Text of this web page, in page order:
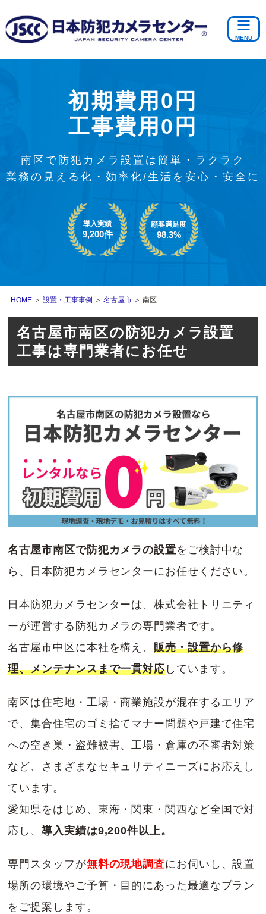
初期費用0円
工事費用0円
南区で防犯カメラ設置は簡単・ラクラク
業務の見える化・効率化/生活を安心・安全に
導入実績
9,200件
顧客満足度
98.3%
HOME ＞設置・工事事例 ＞名古屋市 ＞ 南区
名古屋市南区の防犯カメラ設置
工事は専門業者にお任せ
名古屋市南区で防犯カメラの設置をご検討中な
ら、日本防犯カメラセンターにお任せください。
日本防犯カメラセンターは、株式会社トリニティ
ーが運営する防犯カメラの専門業者です。
名古屋市中区に本社を構え、販売・設置から修
理、メンテナンスまで一貫対応 しています。
南区は住宅地・工場・商業施設が混在するエリア
で、集合住宅のゴミ捨てマナー問題や戸建て住宅
への空き巣・盗難被害、工場・倉庫の不審者対策
など、さまざまなセキュリティニーズにお応えし
ています。
愛知県をはじめ、東海・関東・関西など全国で対
応し、導入実績は9,200件以上。
専門スタッフが無料の現地調査にお伺いし、設置
場所の環境やご予算・目的にあった最適なプラン
をご提案します。